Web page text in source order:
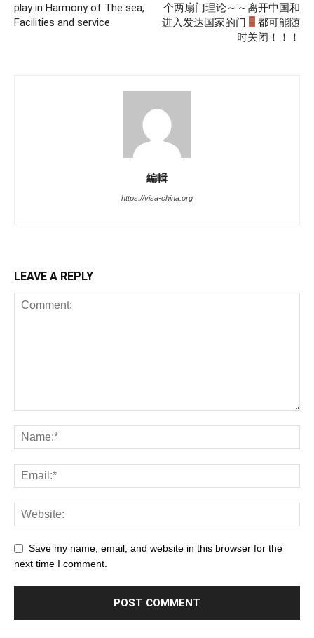
play in Harmony of The sea,
Facilities and service
个两扇门理论～～离开中国和
进入发达国家的门
都可能随
时关闭！！！
編輯
https://visa-china.org
LEAVE A REPLY
Save my name, email, and website in this browser for the
next time I comment.